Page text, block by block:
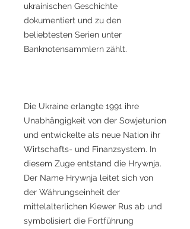
ukrainischen Geschichte
dokumentiert und zu den
beliebtesten Serien unter
Banknotensammlern zählt.
Die Ukraine erlangte 1991 ihre
Unabhängigkeit von der Sowjetunion
und entwickelte als neue Nation ihr
Wirtschafts- und Finanzsystem. In
diesem Zuge entstand die Hrywnja.
Der Name Hrywnja leitet sich von
der Währungseinheit der
mittelalterlichen Kiewer Rus ab und
symbolisiert die Fortführung